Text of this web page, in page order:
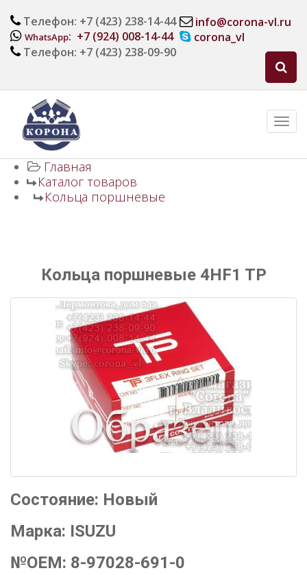
Телефон: +7 (423) 238-14-44
WhatsApp: +7 (924) 008-14-44
Телефон: +7 (423) 238-09-90
info@corona-vl.ru
corona_vl
Главная
Каталог товаров
Кольца поршневые
Кольца поршневые 4HF1 TP
Состояние: Новый
Марка: ISUZU
№OEM: 8-97028-691-0